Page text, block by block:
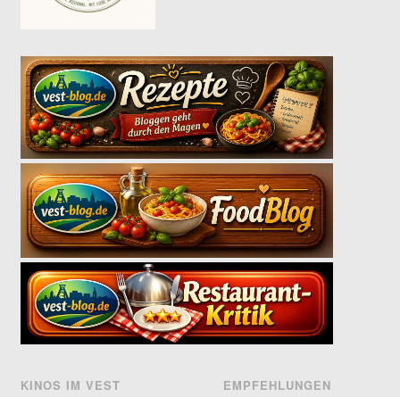
KINOS IM VEST
EMPFEHLUNGEN